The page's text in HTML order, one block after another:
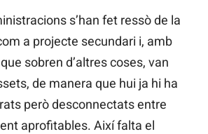
s’han fet ressò de la
a projecte secundari i, amb
sobren d’altres coses, van
de manera que hui ja hi ha
però desconnectats entre
aprofitables. Així falta el